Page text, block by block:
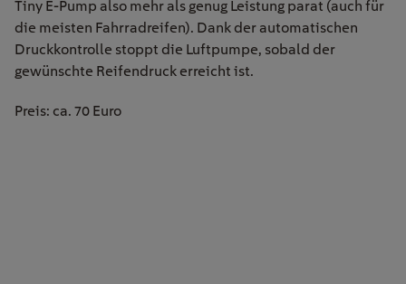
Tiny E-Pump also mehr als genug Leistung parat (auch für
die meisten Fahrradreifen). Dank der automatischen
Druckkontrolle stoppt die Luftpumpe, sobald der
gewünschte Reifendruck erreicht ist.
Preis: ca. 70 Euro